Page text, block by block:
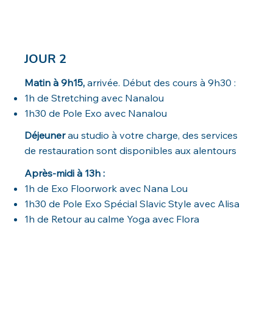
JOUR 2
Matin à 9h15,arrivée. Début des cours à 9h30 :
1h de Stretching avec Nanalou
1h30 de Pole Exo avec Nanalou
Déjeunerau studio à votre charge, des services
de restauration sont disponibles aux alentours
Après-midi à 13h :
1h de Exo Floorwork avec Nana Lou
1h30 de Pole Exo Spécial Slavic Style avec Alisa
1h de Retour au calme Yoga avec Flora